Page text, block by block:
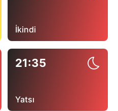
İkindi
21:35
Yatsı